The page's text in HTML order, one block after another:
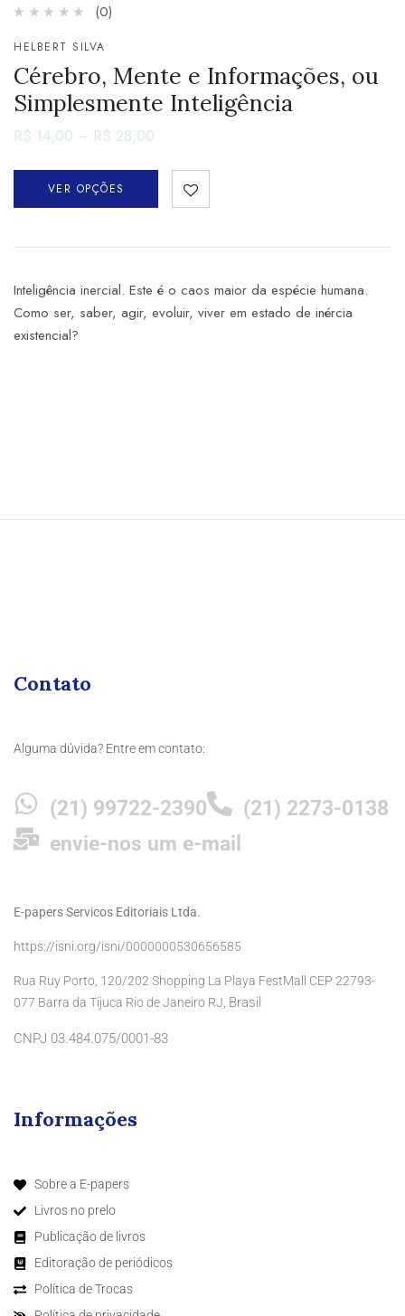
(0)
HELBERT SILVA
Cérebro, Mente e Informações, ou
Simplesmente Inteligência
R$ 14,00 – R$ 28,00
VER OPÇÕES
Inteligência inercial. Este é o caos maior da espécie humana.
Como ser, saber, agir, evoluir, viver em estado de inércia
existencial?
Contato
Alguma dúvida? Entre em contato:
(21) 99722-2390
(21) 2273-0138
envie-nos um e-mail
E-papers Servicos Editoriais Ltda.
https://isni.org/isni/0000000530656585
Rua Ruy Porto, 120/202 Shopping La Playa FestMall CEP 22793-
077 Barra da Tijuca Rio de Janeiro RJ, Brasil
CNPJ 03.484.075/0001-83
Informações
Sobre a E-papers
Livros no prelo
Publicação de livros
Editoração de periódicos
Política de Trocas